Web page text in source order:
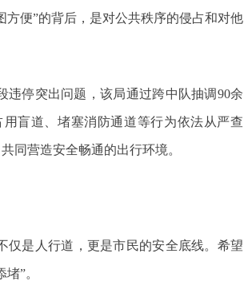
便”的背后，是对公共秩序的侵占和对他
停突出问题，该局通过跨中队抽调90余
盲道、堵塞消防通道等行为依法从严查
同营造安全畅通的出行环境。
仅是人行道，更是市民的安全底线。希望
”。